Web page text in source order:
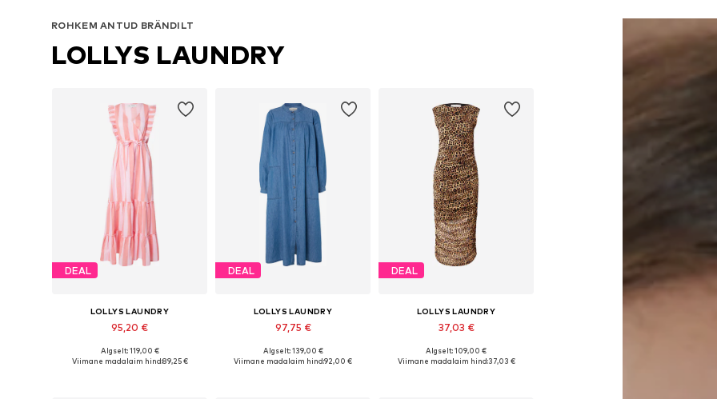
ROHKEM ANTUD BRÄNDILT
LOLLYS LAUNDRY
DEAL
LOLLYS LAUNDRY
95,20 €
Algselt: 119,00 €
Viimane madalaim hind:89,25 €
DEAL
LOLLYS LAUNDRY
97,75 €
Algselt: 139,00 €
Viimane madalaim hind:92,00 €
DEAL
LOLLYS LAUNDRY
37,03 €
Saadaolevad suurused: 36, 38
Algselt: 109,00 €
Viimane madalaim hind:37,03 €